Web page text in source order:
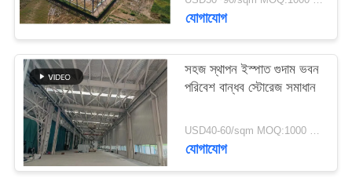
মামলা
সাইট
ম্যাপ
গোপনীয়তা
নীতি
যোগাযোগ
সহজ স্থাপন ইস্পাত গুদাম ভবন
পরিবেশ বান্ধব স্টোরেজ সমাধান
USD40-60/sqm MOQ:1000 বর্গমিটার
যোগাযোগ